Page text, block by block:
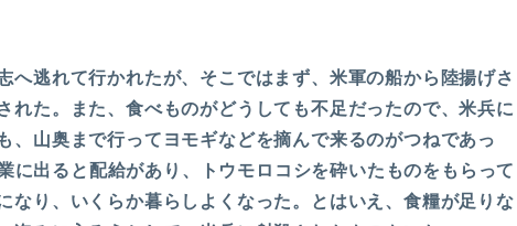
へ逃れて行かれたが、そこではまず、米軍の船から陸揚げさ
れた。また、食べものがどうしても不足だったので、米兵に
、山奥まで行ってヨモギなどを摘んで来るのがつねであっ
出ると配給があり、トウモロコシを砕いたものをもらって
なり、いくらか暮らしよくなった。とはいえ、食糧が足りな